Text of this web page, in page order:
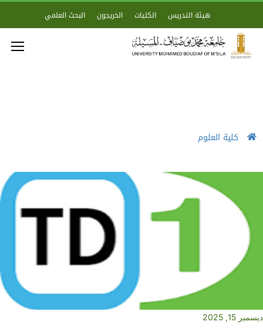
هيئة التدريس الكليات الخريجون البحث العلمي
كلية العلوم
ديسمبر 15, 2025